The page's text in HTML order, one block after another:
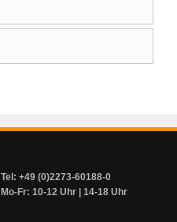
Tel: +49 (0)2273-60188-0
Mo-Fr: 10-12 Uhr | 14-18 Uhr